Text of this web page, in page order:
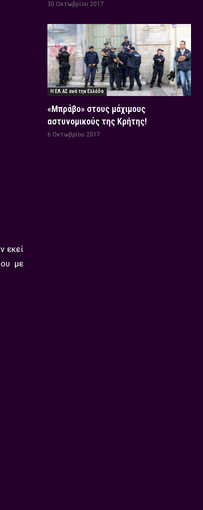
εκεί
με
30 Οκτωβρίου 2017
Η ΕΛ.ΑΣ ανά την Ελλάδα
«Μπράβο» στους μάχιμους
αστυνομικούς της Κρήτης!
6 Οκτωβρίου 2017